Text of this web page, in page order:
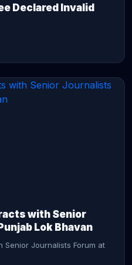
Declared Invalid
with Senior
Lok Bhavan
Senior Journalists Forum at